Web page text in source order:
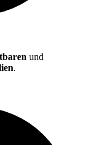
und
.